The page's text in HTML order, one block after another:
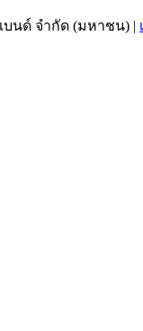
บนด์ จำกัด (มหาชน) |